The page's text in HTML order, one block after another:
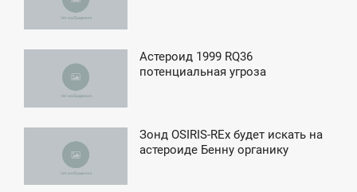
Астероид 1999 RQ36
потенциальная угроза
Зонд OSIRIS-REx будет искать на
астероиде Бенну органику